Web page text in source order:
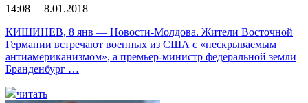
14:08 8.01.2018
КИШИНЕВ, 8 янв — Новости-Молдова. Жители Восточной
Германии встречают военных из США с «нескрываемым
антиамериканизмом», а премьер-министр федеральной земли
Бранденбург …
читать